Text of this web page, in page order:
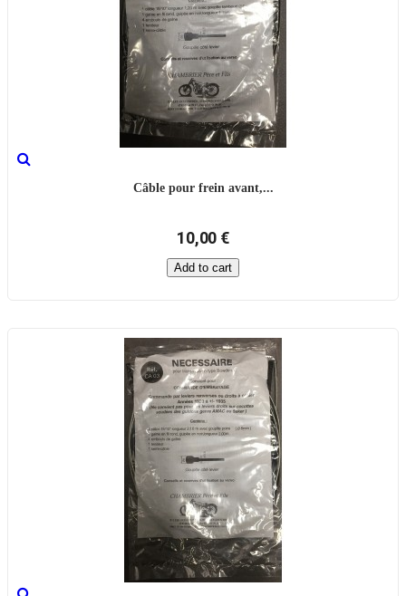
Câble pour frein avant,...
10,00 €
Add to cart